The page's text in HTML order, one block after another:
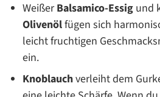
WeißerBalsamico-Essig und
Olivenölfügen sich
leicht fruchtigen
ein.
Knoblauchverleiht dem